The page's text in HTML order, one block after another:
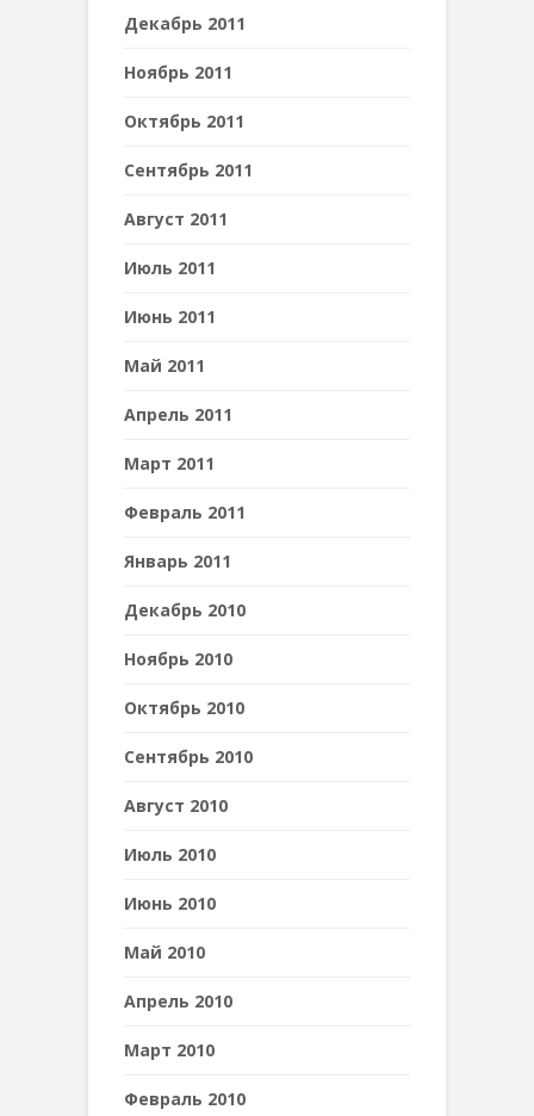
Декабрь 2011
Ноябрь 2011
Октябрь 2011
Сентябрь 2011
Август 2011
Июль 2011
Июнь 2011
Май 2011
Апрель 2011
Март 2011
Февраль 2011
Январь 2011
Декабрь 2010
Ноябрь 2010
Октябрь 2010
Сентябрь 2010
Август 2010
Июль 2010
Июнь 2010
Май 2010
Апрель 2010
Март 2010
Февраль 2010